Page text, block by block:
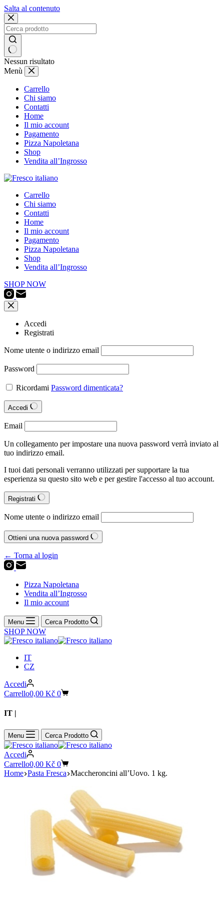
Salta al contenuto
Nessun risultato
Menù
Carrello
Chi siamo
Contatti
Home
Il mio account
Pagamento
Pizza Napoletana
Shop
Vendita all’Ingrosso
Carrello
Chi siamo
Contatti
Home
Il mio account
Pagamento
Pizza Napoletana
Shop
Vendita all’Ingrosso
SHOP NOW
Accedi
Registrati
Nome utente o indirizzo email
Password
Ricordami Password dimenticata?
Accedi
Email
Un collegamento per impostare una nuova password verrà inviato al
tuo indirizzo email.
I tuoi dati personali verranno utilizzati per supportare la tua
esperienza su questo sito web e per gestire l'accesso al tuo account.
Registrati
Nome utente o indirizzo email
Ottieni una nuova password
← Torna al login
Pizza Napoletana
Vendita all’Ingrosso
Il mio account
Menu Cerca Prodotto
SHOP NOW
IT
CZ
Accedi
Carrello0,00 Kč 0
IT |
Menu Cerca Prodotto
Accedi
Carrello0,00 Kč 0
Home Pasta Fresca Maccheroncini all’Uovo. 1 kg.